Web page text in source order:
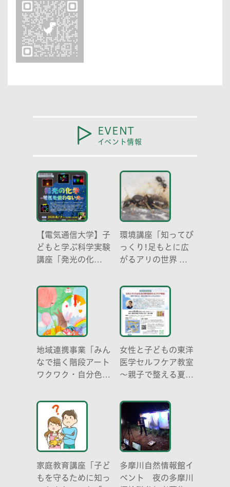
EVENT
イベント情報
【電気通信大学】子
どもと学ぶ科学実験
講座「発光の化
い光-」
環境講座「知ってび
っくり!足もとに広
がるアリの世界 ア
成り立ち、生態系に
おける役割」
地域連携事業「みん
なで描く階段アート
ワクワク・自分色の
女性と子どもの東洋
医学セルフケア教室
～親子で整える夏休
らだ～
家庭教育講座「子ど
もを守るために知っ
多摩川自然情報館イ
ベント 夜の多摩川